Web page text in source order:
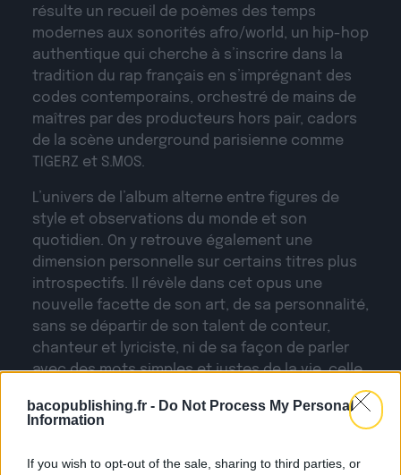
bacopublishing.fr - Do Not Process My Personal
Information
If you wish to opt-out of the sale, sharing to third parties, or
résulte un recueil de poèmes des temps
modernes aux sonorités afro/world, un hip-hop
authentique qui cherche à s’inscrire dans la
tradition du rap français en s’imprégnant des
codes contemporains, orchestré de mains de
maîtres par des producteurs hors pair, cadors
de la scène underground parisienne comme
TIGERZ et S.MOS.
L’univers de l’album alterne entre figures de
style et observations du monde et son
quotidien. On y retrouve également une
dimension personnelle sur certains titres plus
introspectifs. Il révèle dans cet opus une
nouvelle facette de son art, de sa personnalité,
sans se départir de son talent de conteur,
chanteur et lyriciste, ni de sa façon de parler
avec des mots simples et justes de la vie, celle
bienheureux…
comme pour nous laisser comprendre que ce